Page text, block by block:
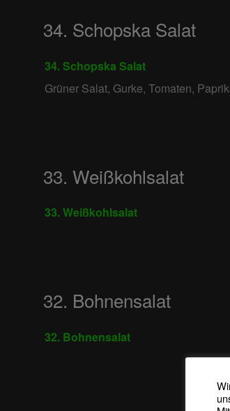
34. Schopska Salat
34. Schopska Salat
Grüner Salat, Gurke, Tomaten,
33. Weißkohlsalat
33. Weißkohlsalat
32. Bohnensalat
32. Bohnensalat